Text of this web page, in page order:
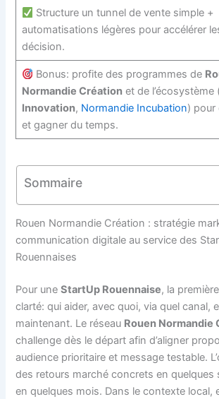
Structure un tunnel de vente simple +
automatisations légères pour accélérer
décision.
Bonus: profite des programmes de
Normandie Créationet de l’écosystème
Innovation, Normandie Incubation) pour
et gagner du temps.
Sommaire
Rouen Normandie Création : stratégie
communication digitale au service des
Rouennaises
Pour uneStartUp Rouennaise, la
clarté: qui aider, avec quoi, via quel canal,
maintenant. Le réseau Rouen Normandie
challenge dès le départ afin d’aligner
audience prioritaire et message testable.
des retours marché concrets en quelques
en quelques mois. Dans le contexte local,